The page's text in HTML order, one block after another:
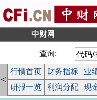
中财网
查询:
<
行情首页 财务指标 业
研报一览
利润分配 现